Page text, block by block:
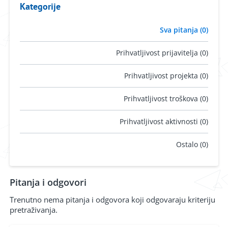
Kategorije
Sva pitanja (0)
Prihvatljivost prijavitelja (0)
Prihvatljivost projekta (0)
Prihvatljivost troškova (0)
Prihvatljivost aktivnosti (0)
Ostalo (0)
Pitanja i odgovori
Trenutno nema pitanja i odgovora koji odgovaraju kriteriju
pretraživanja.